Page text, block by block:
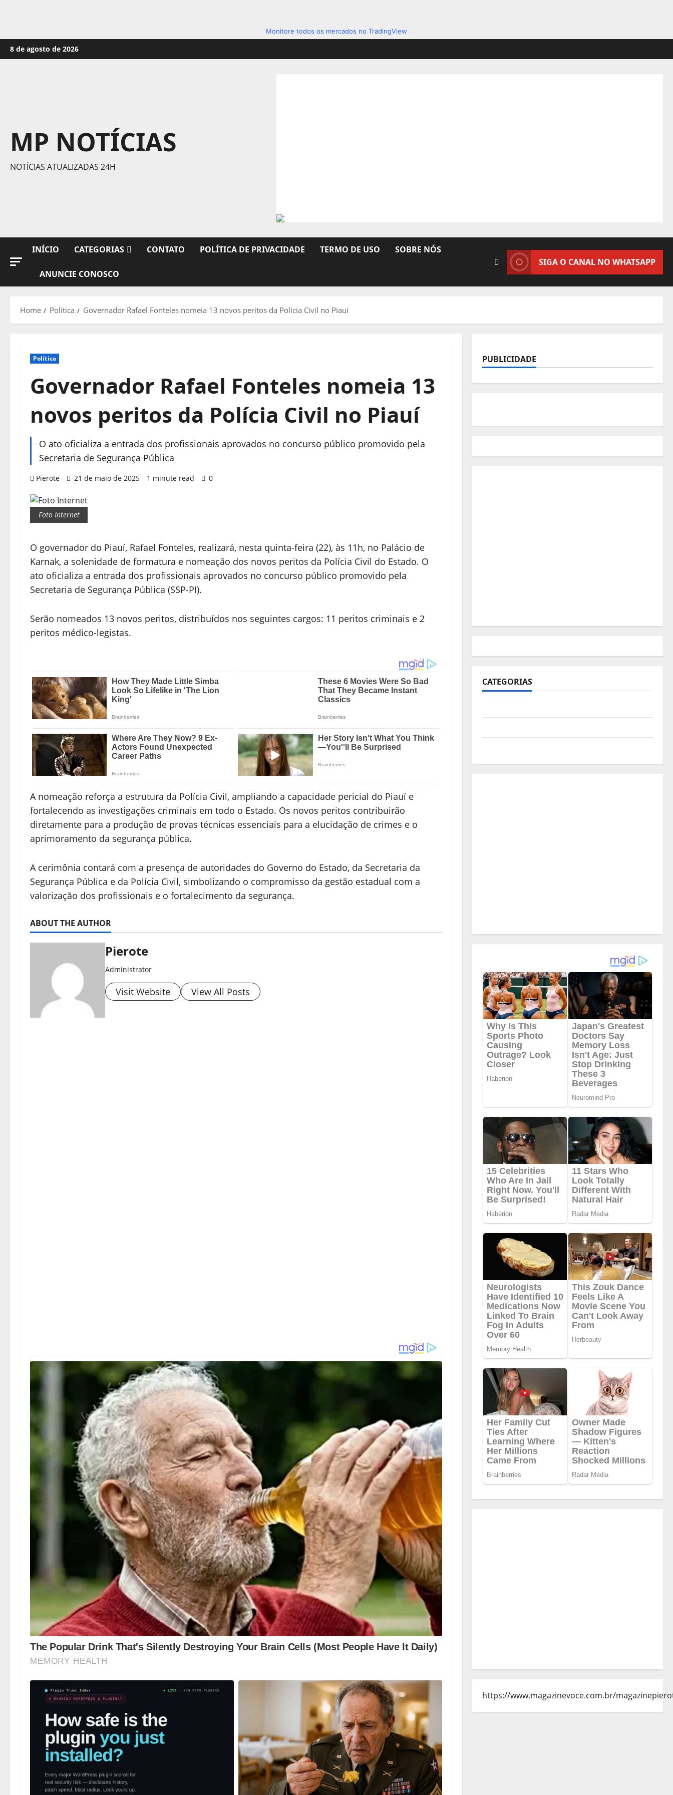
Monitore todos os mercados no TradingView
Skip
to
8 de agosto de 2026
MP NOTÍCIAS
NOTÍCIAS ATUALIZADAS 24H
INÍCIO CATEGORIAS CONTATO POLÍTICA DE PRIVACIDADE TERMO DE USO SOBRE NÓS
ANUNCIE CONOSCO
SIGA O CANAL NO WHATSAPP
Home Política Governador Rafael Fonteles nomeia 13 novos peritos da Polícia Civil no Piauí
Política
Governador Rafael Fonteles nomeia 13
novos peritos da Polícia Civil no Piauí
O ato oficializa a entrada dos profissionais aprovados no concurso público promovido pela
Secretaria de Segurança Pública
Pierote 21 de maio de 2025 1 minute read 0
Foto Internet
O governador do Piauí, Rafael Fonteles, realizará, nesta quinta-feira (22), às 11h, no Palácio de
Karnak, a solenidade de formatura e nomeação dos novos peritos da Polícia Civil do Estado. O
ato oficializa a entrada dos profissionais aprovados no concurso público promovido pela
Secretaria de Segurança Pública (SSP-PI).
Serão nomeados 13 novos peritos, distribuídos nos seguintes cargos: 11 peritos criminais e 2
peritos médico-legistas.
A nomeação reforça a estrutura da Polícia Civil, ampliando a capacidade pericial do Piauí e
fortalecendo as investigações criminais em todo o Estado. Os novos peritos contribuirão
diretamente para a produção de provas técnicas essenciais para a elucidação de crimes e o
aprimoramento da segurança pública.
A cerimônia contará com a presença de autoridades do Governo do Estado, da Secretaria da
Segurança Pública e da Polícia Civil, simbolizando o compromisso da gestão estadual com a
valorização dos profissionais e o fortalecimento da segurança.
ABOUT THE AUTHOR
Pierote
Administrator
Visit Website View All Posts
PUBLICIDADE
CATEGORIAS
https://www.magazinevoce.com.br/